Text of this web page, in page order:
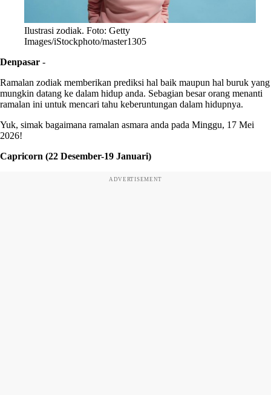
Ilustrasi zodiak. Foto: Getty
Images/iStockphoto/master1305
Denpasar -
Ramalan zodiak memberikan prediksi hal baik maupun hal buruk yang
mungkin datang ke dalam hidup anda. Sebagian besar orang menanti
ramalan ini untuk mencari tahu keberuntungan dalam hidupnya.
Yuk, simak bagaimana ramalan asmara anda pada Minggu, 17 Mei
2026!
Capricorn (22 Desember-19 Januari)
ADVERTISEMENT